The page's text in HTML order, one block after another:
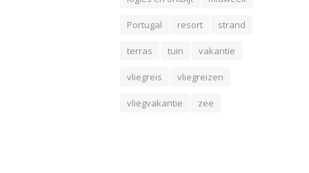
Portugal resort strand
terras tuin vakantie
vliegreis vliegreizen
vliegvakantie zee